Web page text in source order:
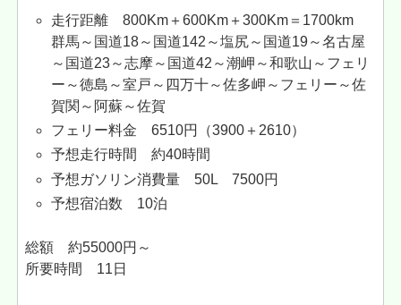
走行距離 800Km＋600Km＋300Km＝1700km
群馬～国道18～国道142～塩尻～国道19～名古屋
～国道23～志摩～国道42～潮岬～和歌山～フェリ
ー～徳島～室戸～四万十～佐多岬～フェリー～佐
賀関～阿蘇～佐賀
フェリー料金 6510円（3900＋2610）
予想走行時間 約40時間
予想ガソリン消費量 50L 7500円
予想宿泊数 10泊
総額 約55000円～
所要時間 11日